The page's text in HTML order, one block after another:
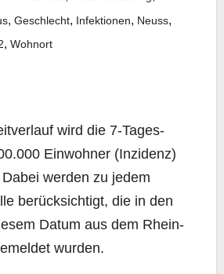
, Geschlecht, Infektionen, Neuss,
, Wohnort
wird die 7‑Ta­ges-
Ein­woh­ner (Inzi­denz)
wer­den zu jedem
berück­sich­tigt, die in den
Datum aus dem Rhein-
wurden.